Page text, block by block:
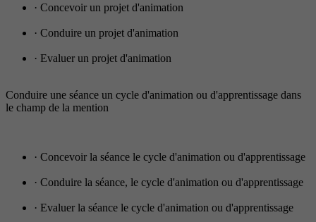
· Concevoir un projet d'animation
· Conduire un projet d'animation
· Evaluer un projet d'animation
Conduire une séance un cycle d'animation ou d'apprentissage dans
le champ de la mention
· Concevoir la séance le cycle d'animation ou d'apprentissage
· Conduire la séance, le cycle d'animation ou d'apprentissage
· Evaluer la séance le cycle d'animation ou d'apprentissage